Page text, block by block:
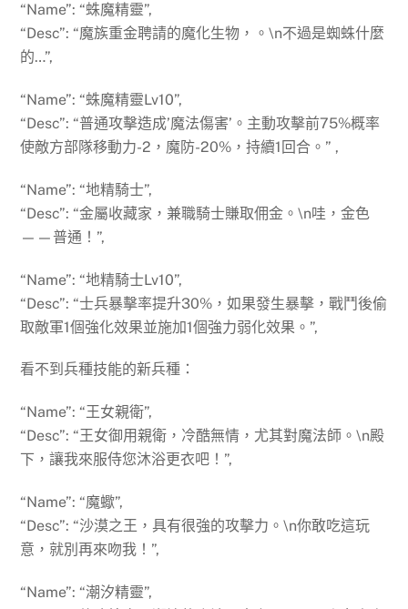
“Name”: “蛛魔精靈”,
“Desc”: “魔族重金聘請的魔化生物，。\n不過是蜘蛛什麼
的…”,
“Name”: “蛛魔精靈Lv10”,
“Desc”: “普通攻擊造成’魔法傷害’。主動攻擊前75%概率
使敵方部隊移動力-2，魔防-20%，持續1回合。” ,
“Name”: “地精騎士”,
“Desc”: “金屬收藏家，兼職騎士賺取佣金。\n哇，金色
——普通！”,
“Name”: “地精騎士Lv10”,
“Desc”: “士兵暴擊率提升30%，如果發生暴擊，戰鬥後偷
取敵軍1個強化效果並施加1個強力弱化效果。”,
看不到兵種技能的新兵種：
“Name”: “王女親衛”,
“Desc”: “王女御用親衛，冷酷無情，尤其對魔法師。\n殿
下，讓我來服侍您沐浴更衣吧！”,
“Name”: “魔蠍”,
“Desc”: “沙漠之王，具有很強的攻擊力。\n你敢吃這玩
意，就別再來吻我！”,
“Name”: “潮汐精靈”,